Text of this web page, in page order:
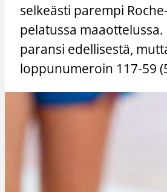
selkeästi parempi
pelatussa maaottelussa.
paransi edellisestä,
loppunumeroin 117-59